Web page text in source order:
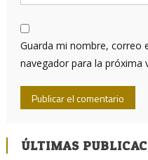
Guarda mi nombre, correo
navegador para la próxima
ÚLTIMAS